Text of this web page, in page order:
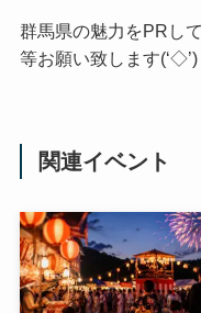
群馬県の魅力をPRし
等お願い致します(‘◇’)
関連イベント